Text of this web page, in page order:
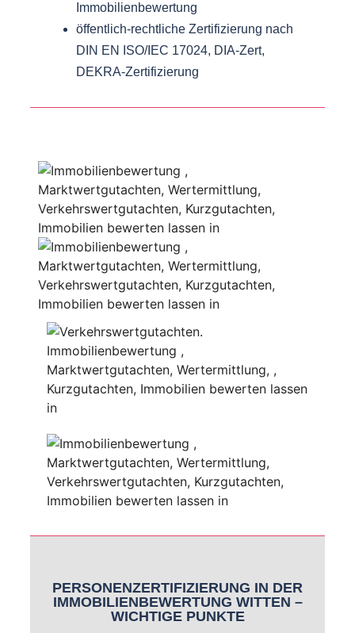
Immobilienbewertung
öffentlich-rechtliche Zertifizierung nach
DIN EN ISO/IEC 17024, DIA-Zert,
DEKRA-Zertifizierung
PERSONENZERTIFIZIERUNG IN DER
IMMOBILIENBEWERTUNG WITTEN –
WICHTIGE PUNKTE